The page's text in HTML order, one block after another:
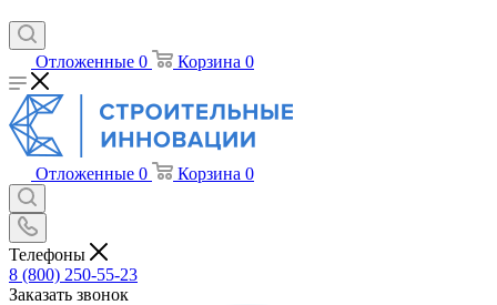
Отложенные 0 Корзина 0
Отложенные 0 Корзина 0
Телефоны
8 (800) 250-55-23
Заказать звонок